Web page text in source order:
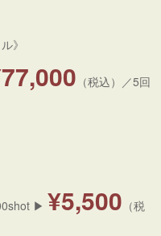
》
（税込）／5回
▶ ¥5,500 （税